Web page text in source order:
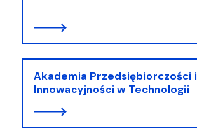
Akademia Przedsiębiorczości i
Innowacyjności w Technologii